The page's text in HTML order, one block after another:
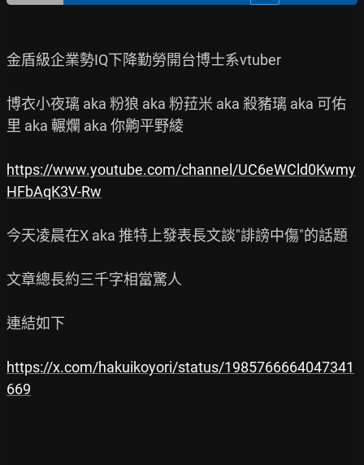
金盾級企業勢IQ下降勤勞開台博士系vtuber
博衣小夜璃 aka 粉狼 aka 粉菈米 aka 殺豬璃 aka 可佑
里 aka 輾爛 aka 你齁平野綾
https://www.youtube.com/channel/UC6eWCld0Kwmy
HFbAqK3V-Rw
今天凌晨在X aka 推特上發表長文談"誹謗中傷"的話題
文章總長約三千字相當驚人
連結如下
https://x.com/hakuikoyori/status/1985766664047341
669